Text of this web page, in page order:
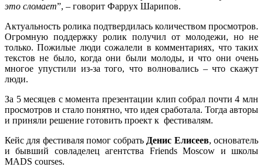
это сломает”, – говорит Фаррух Шарипов.
Актуальность ролика подтвердилась количеством просмотров.
Огромную поддержку ролик получил от молодежи, но не
только. Пожилые люди сожалели в комментариях, что таких
текстов не было, когда они были молоды, и что они очень
многое упустили из-за того, что волновались – что скажут
люди.
За 5 месяцев с момента презентации клип собрал почти 4 млн
просмотров и стало понятно, что идея сработала. Тогда авторы
и приняли решение готовить проект к фестивалям.
Кейс для фестиваля помог собрать Денис Елисеев,основатель
и бывший совладелец агентства Friends Moscow и школы
MADS courses.